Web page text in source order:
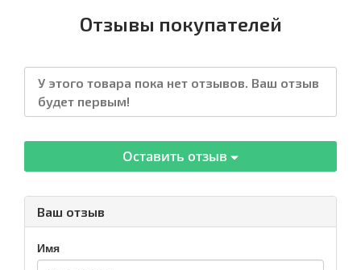
Отзывы покупателей
У этого товара пока нет отзывов. Ваш отзыв
будет первым!
Оставить отзыв
Ваш отзыв
Имя